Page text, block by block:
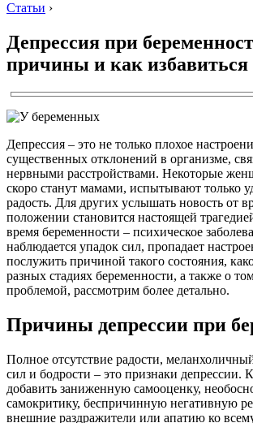
Статьи ›
Депрессия при
причины и как избавиться
Депрессия – это не только плохое
существенных отклонений в организме,
нервными расстройствами. Некоторые
скоро станут мамами, испытывают только
радость. Для других услышать новость от
положении становится настоящей
время беременности – психическое
наблюдается упадок сил, пропадает
послужить причиной такого состояния,
разных стадиях беременности, а также о
проблемой, рассмотрим более детально.
Причины депрессии при
Полное отсутствие радости,
сил и бодрости – это признаки
добавить заниженную самооценку,
самокритику, беспричинную негативную
внешние раздражители или апатию ко